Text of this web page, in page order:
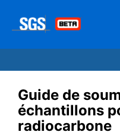
Guide de
échantillons
radiocarbone